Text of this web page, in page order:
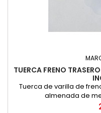
TUERCA FRENO
Tuerca de varilla de
almenada de